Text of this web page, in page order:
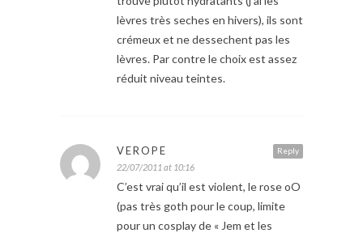
lèvres très seches en hivers), ils sont
crémeux et ne dessechent pas les
lèvres. Par contre le choix est assez
réduit niveau teintes.
Reply
VEROPE
22/07/2011 at 10:16
C’est vrai qu’il est violent, le rose oO
(pas très goth pour le coup, limite
pour un cosplay de « Jem et les